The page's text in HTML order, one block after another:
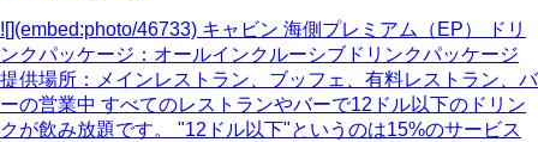
![](embed:photo/46733) キャビン 海側プレミアム（EP） ドリ
ンクパッケージ：オールインクルーシブドリンクパッケージ
提供場所：メインレストラン、ブッフェ、有料レストラン、バ
ーの営業中 すべてのレストランやバーで12ドル以下のドリン
クが飲み放題です。 "12ドル以下"というのは15%のサービス